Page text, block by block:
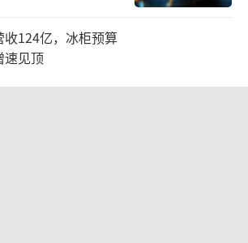
124亿，冰柜预算
速见顶